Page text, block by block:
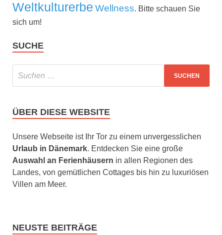
Weltkulturerbe Wellness. Bitte schauen Sie
sich um!
SUCHE
ÜBER DIESE WEBSITE
Unsere Webseite ist Ihr Tor zu einem unvergesslichen
Urlaub in Dänemark. Entdecken Sie eine große
Auswahl an Ferienhäusern in allen Regionen des
Landes, von gemütlichen Cottages bis hin zu luxuriösen
Villen am Meer.
NEUSTE BEITRÄGE